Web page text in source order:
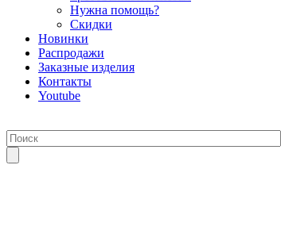
Нужна помощь?
Скидки
Новинки
Распродажи
Заказные изделия
Контакты
Youtube